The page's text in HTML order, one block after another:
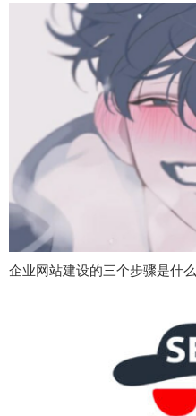
企业网站建设的三个步骤是什么